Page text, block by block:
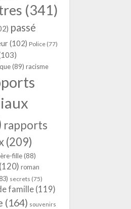
(341)
passé
(102) Police(77)
(89) racisme
rapports
(209)
fille(88)
(120) roman
secrets (75)
famille(119)
(164) souvenirs